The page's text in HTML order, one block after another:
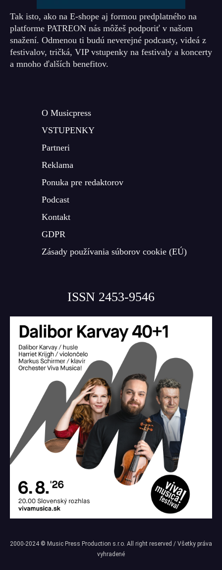
Tak isto, ako na E-shope aj formou predplatného na
platforme PATREON nás môžeš podporiť v našom
snažení. Odmenou ti budú neverejné podcasty, videá z
festivalov, tričká, VIP vstupenky na festivaly a koncerty
a mnoho ďalších benefitov.
O Musicpress
VSTUPENKY
Partneri
Reklama
Ponuka pre redaktorov
Podcast
Kontakt
GDPR
Zásady používania súborov cookie (EÚ)
ISSN 2453-9546
2000-2024 © Music Press Production s.r.o. All right reserved / Všetky práva
vyhradené